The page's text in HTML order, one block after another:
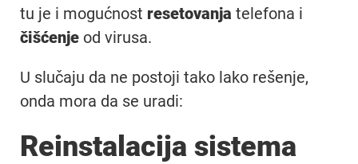
tu je i mogućnost resetovanja telefona i
čišćenje od virusa.
U slučaju da ne postoji tako lako rešenje,
onda mora da se uradi:
Reinstalacija sistema